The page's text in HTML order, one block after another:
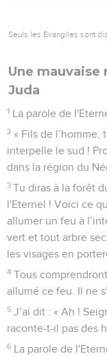
Seuls les Évangiles sont
Une mauvaise
Juda
1 La parole de
2 « Fils de
interpelle le sud !
dans la région du
3 Tu diras à la forêt
l'Eternel ! Voici ce
allumer un feu à
vert et tout arbre
les visages en
4 Tous
allumé ce feu. Il ne
5 J’ai dit : « Ah !
raconte-t-il pas des
6 La parole de